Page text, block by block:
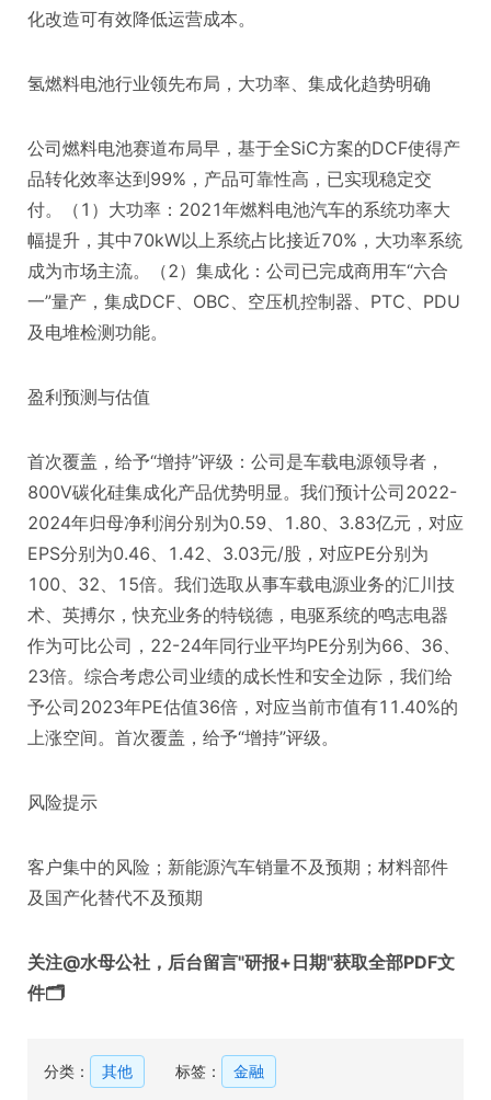
化改造可有效降低运营成本。
氢燃料电池行业领先布局，大功率、集成化趋势明确
公司燃料电池赛道布局早，基于全SiC方案的DCF使得产
品转化效率达到99%，产品可靠性高，已实现稳定交
付。（1）大功率：2021年燃料电池汽车的系统功率大
幅提升，其中70kW以上系统占比接近70%，大功率系统
成为市场主流。（2）集成化：公司已完成商用车“六合
一”量产，集成DCF、OBC、空压机控制器、PTC、PDU
及电堆检测功能。
盈利预测与估值
首次覆盖，给予“增持”评级：公司是车载电源领导者，
800V碳化硅集成化产品优势明显。我们预计公司2022-
2024年归母净利润分别为0.59、1.80、3.83亿元，对应
EPS分别为0.46、1.42、3.03元/股，对应PE分别为
100、32、15倍。我们选取从事车载电源业务的汇川技
术、英搏尔，快充业务的特锐德，电驱系统的鸣志电器
作为可比公司，22-24年同行业平均PE分别为66、36、
23倍。综合考虑公司业绩的成长性和安全边际，我们给
予公司2023年PE估值36倍，对应当前市值有11.40%的
上涨空间。首次覆盖，给予“增持”评级。
风险提示
客户集中的风险；新能源汽车销量不及预期；材料部件
及国产化替代不及预期
关注@水母公社，后台留言"研报+日期"获取全部PDF文
件🗂️
分类： 其他 标签： 金融